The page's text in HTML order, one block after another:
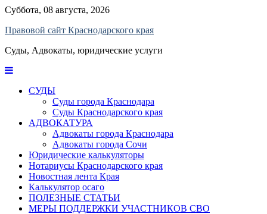
Skip
content
Суббота, 08 августа, 2026
Правовой сайт Краснодарского края
Суды, Адвокаты, юридические услуги
СУДЫ
Суды города Краснодара
Суды Краснодарского края
АДВОКАТУРА
Адвокаты города Краснодара
Адвокаты города Сочи
Юридические калькуляторы
Нотариусы Краснодарского края
Новостная лента Края
Калькулятор осаго
ПОЛЕЗНЫЕ СТАТЬИ
МЕРЫ ПОДДЕРЖКИ УЧАСТНИКОВ СВО